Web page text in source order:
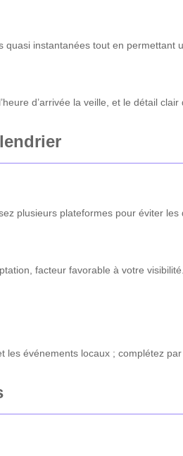
instantanées tout en permettant
d’arrivée la veille, et le détail
plusieurs plateformes pour éviter les
facteur favorable à votre visibilité.
événements locaux ; complétez